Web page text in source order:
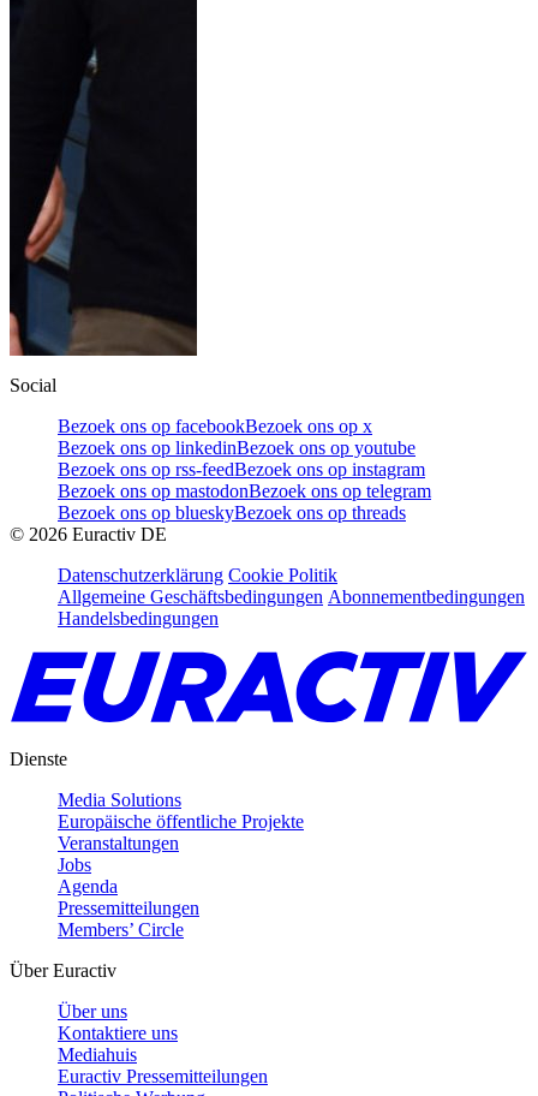
Social
Bezoek ons op facebookBezoek ons op x
Bezoek ons op linkedinBezoek ons op youtube
Bezoek ons op rss-feedBezoek ons op instagram
Bezoek ons op mastodonBezoek ons op telegram
Bezoek ons op blueskyBezoek ons op threads
© 2026 Euractiv DE
Datenschutzerklärung Cookie Politik
Allgemeine Geschäftsbedingungen Abonnementbedingungen
Handelsbedingungen
Dienste
Media Solutions
Europäische öffentliche Projekte
Veranstaltungen
Jobs
Agenda
Pressemitteilungen
Members’ Circle
Über Euractiv
Über uns
Kontaktiere uns
Mediahuis
Euractiv Pressemitteilungen